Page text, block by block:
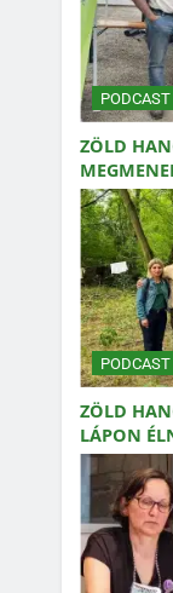
PODCAST
ZÖLD
PODCAST
ZÖLD
LÁPON